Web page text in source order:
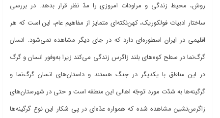
روش، محیط زندگی و مراودات امروزی را مدّ نظر قرار بدهد. در بررسی
ساختار ادبیات فولکوریک، کهننکتهای متمایز از مفاهیم عام، این است که هر
اقلیمی در ایران اسطورهای دارد که در جای دیگر مشاهده نمیشود. انسان
گرگنما در سطح کوههای بلند زاگرس زندگی میکند زیرا بهوفور انسان و گرگ
در این مناطق با یکدیگر در جنگ هستند و داستانهای انسان گرگنما و
گرگینهها به شدّت مورد توجّه اهالی این منطقه است و حتی در شهرستانهای
زاگرسنشین مشاهده شده که همواره عدّهای در پی شکار این نوع گرگینهها